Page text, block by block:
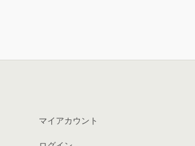
マイアカウント